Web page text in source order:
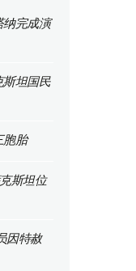
纳完成演
坦国民
胞胎
斯坦位
因特赦